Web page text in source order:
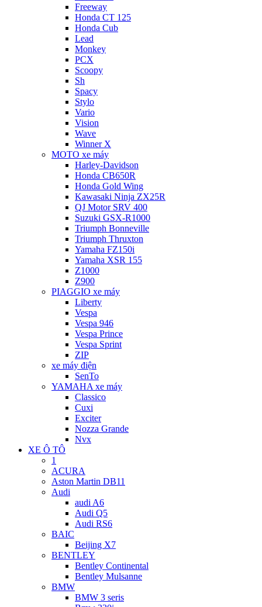
Freeway
Honda CT 125
Honda Cub
Lead
Monkey
PCX
Scoopy
Sh
Spacy
Stylo
Vario
Vision
Wave
Winner X
MOTO xe máy
Harley-Davidson
Honda CB650R
Honda Gold Wing
Kawasaki Ninja ZX25R
QJ Motor SRV 400
Suzuki GSX-R1000
Triumph Bonneville
Triumph Thruxton
Yamaha FZ150i
Yamaha XSR 155
Z1000
Z900
PIAGGIO xe máy
Liberty
Vespa
Vespa 946
Vespa Prince
Vespa Sprint
ZIP
xe máy điện
SenTo
YAMAHA xe máy
Classico
Cuxi
Exciter
Nozza Grande
Nvx
XE Ô TÔ
1
ACURA
Aston Martin DB11
Audi
audi A6
Audi Q5
Audi RS6
BAIC
Beijing X7
BENTLEY
Bentley Continental
Bentley Mulsanne
BMW
BMW 3 seris